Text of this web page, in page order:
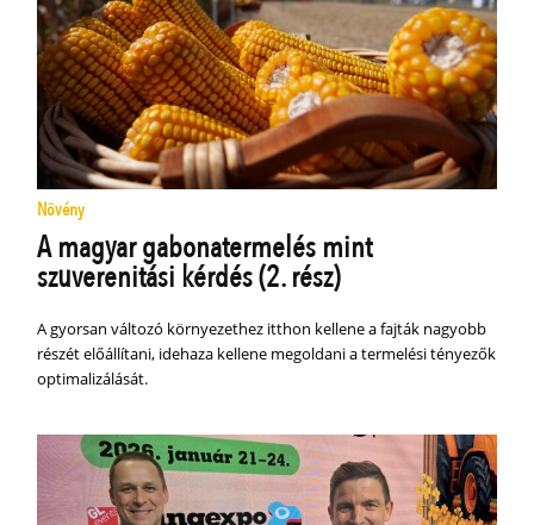
Növény
A magyar gabonatermelés mint
szuverenitási kérdés (2. rész)
A gyorsan változó környezethez itthon kellene a fajták nagyobb
részét előállítani, idehaza kellene megoldani a termelési tényezők
optimalizálását.